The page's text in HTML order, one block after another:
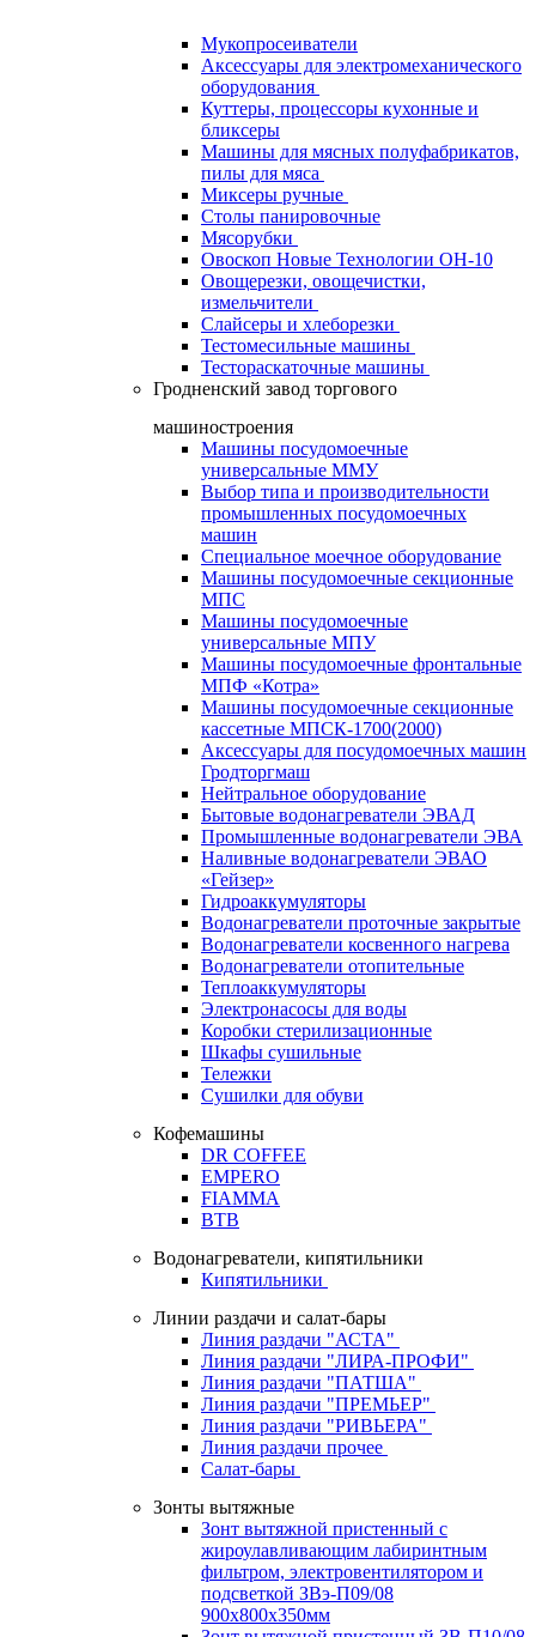
Мукопросеиватели
Аксессуары для электромеханического
оборудования
Куттеры, процессоры кухонные и
бликсеры
Машины для мясных полуфабрикатов,
пилы для мяса
Миксеры ручные
Столы панировочные
Мясорубки
Овоскоп Новые Технологии ОН-10
Овощерезки, овощечистки,
измельчители
Слайсеры и хлеборезки
Тестомесильные машины
Тестораскаточные машины
Гродненский завод торгового
машиностроения
Машины посудомоечные
универсальные ММУ
Выбор типа и производительности
промышленных посудомоечных
машин
Специальное моечное оборудование
Машины посудомоечные секционные
МПС
Машины посудомоечные
универсальные МПУ
Машины посудомоечные фронтальные
МПФ «Котра»
Машины посудомоечные секционные
кассетные МПСК-1700(2000)
Аксессуары для посудомоечных машин
Гродторгмаш
Нейтральное оборудование
Бытовые водонагреватели ЭВАД
Промышленные водонагреватели ЭВА
Наливные водонагреватели ЭВАО
«Гейзер»
Гидроаккумуляторы
Водонагреватели проточные закрытые
Водонагреватели косвенного нагрева
Водонагреватели отопительные
Теплоаккумуляторы
Электронасосы для воды
Коробки стерилизационные
Шкафы сушильные
Тележки
Сушилки для обуви
Кофемашины
DR COFFEE
EMPERO
FIAMMA
BTB
Водонагреватели, кипятильники
Кипятильники
Линии раздачи и салат-бары
Линия раздачи "АСТА"
Линия раздачи "ЛИРА-ПРОФИ"
Линия раздачи "ПАТША"
Линия раздачи "ПРЕМЬЕР"
Линия раздачи "РИВЬЕРА"
Линия раздачи прочее
Салат-бары
Зонты вытяжные
Зонт вытяжной пристенный с
жироулавливающим лабиринтным
фильтром, электровентилятором и
подсветкой ЗВэ-П09/08
900х800х350мм